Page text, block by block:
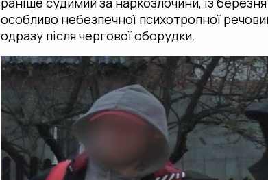
особливо небезпечної психотропної
одразу після чергової оборудки.